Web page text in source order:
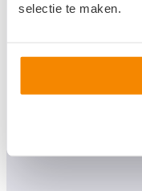
selectie te maken.
0800 1600